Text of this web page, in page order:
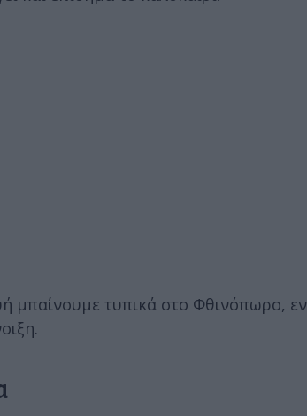
μπαίνουμε τυπικά στο Φθινόπωρο,